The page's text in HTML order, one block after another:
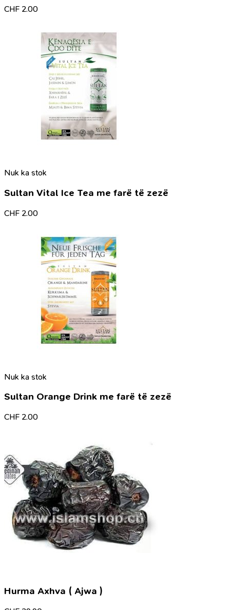
CHF 2.00
Nuk ka stok
Sultan Vital Ice Tea me farë të zezë
CHF 2.00
Nuk ka stok
Sultan Orange Drink me farë të zezë
CHF 2.00
Hurma Axhva ( Ajwa )